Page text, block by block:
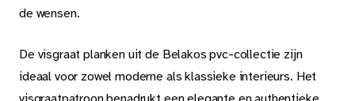
de wensen.
De visgraat planken uit de Belakos pvc-collectie zijn
ideaal voor zowel moderne als klassieke interieurs. Het